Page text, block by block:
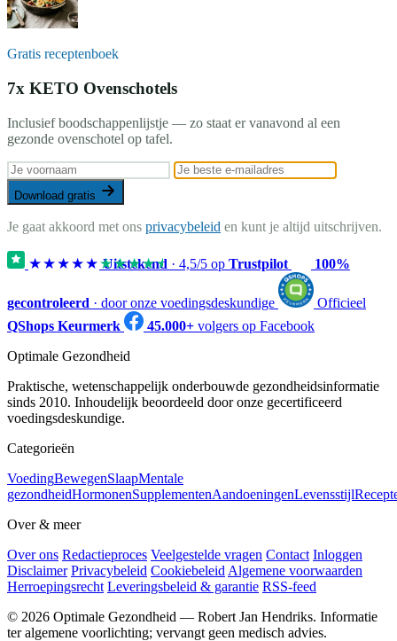
Gratis receptenboek
7x KETO Ovenschotels
Inclusief boodschappenlijstje — zo staat er vanavond al een
gezonde ovenschotel op tafel.
Download gratis
Je gaat akkoord met ons privacybeleid en kunt je altijd uitschrijven.
★★★★★★★★★★
Uitstekend · 4,5/5 op Trustpilot 100%
gecontroleerd · door onze voedingsdeskundige
Officieel
QShops Keurmerk
45.000+ volgers op Facebook
Optimale Gezondheid
Praktische, wetenschappelijk onderbouwde gezondheidsinformatie
sinds 2010. Inhoudelijk beoordeeld door onze gecertificeerd
voedingsdeskundige.
Categorieën
VoedingBewegenSlaapMentale
gezondheidHormonenSupplementenAandoeningenLevensstijl
Over & meer
Over ons Redactieproces Veelgestelde vragen Contact Inloggen
Disclaimer Privacybeleid Cookiebeleid Algemene voorwaarden
Herroepingsrecht Leveringsbeleid & garantie RSS-feed
© 2026 Optimale Gezondheid — Robert Jan Hendriks. Informatie
ter algemene voorlichting; vervangt geen medisch advies.